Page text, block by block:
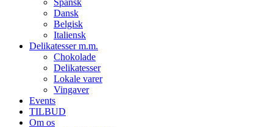
Dansk
Belgisk
Italiensk
Delikatesser m.m.
Chokolade
Delikatesser
Lokale varer
Vingaver
Events
TILBUD
Om os